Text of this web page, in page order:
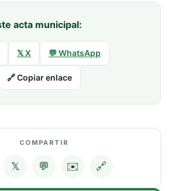
acta municipal:
𝕏 X 💬 WhatsApp
🔗 Copiar enlace
COMPARTIR
𝕏 💬 ✉️ 🔗